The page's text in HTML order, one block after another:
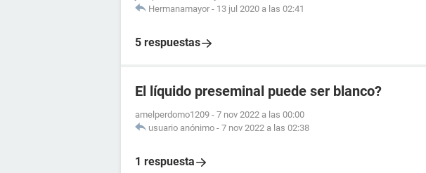
Hermanamayor - 13 jul 2020 a las 02:41
5 respuestas
El líquido preseminal puede ser blanco?
amelperdomo1209 - 7 nov 2022 a las 00:00
usuario anónimo - 7 nov 2022 a las 02:38
1 respuesta